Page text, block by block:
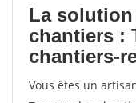
La
chantiers :
chantiers-
Vous êtes un